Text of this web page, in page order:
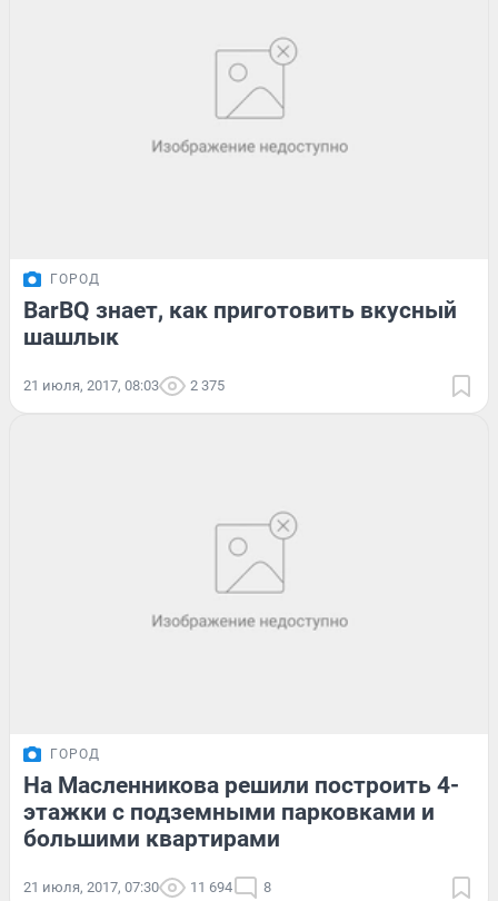
ГОРОД
BarBQ знает, как приготовить вкусный
шашлык
21 июля, 2017, 08:03 2 375
ГОРОД
На Масленникова решили построить 4-
этажки с подземными парковками и
большими квартирами
21 июля, 2017, 07:30 11 694 8